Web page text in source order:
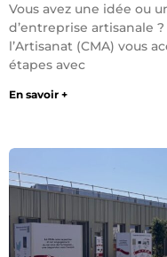
Vous avez une idée ou
d’entreprise artisanale
l’Artisanat (CMA) vous
étapes avec
En savoir +